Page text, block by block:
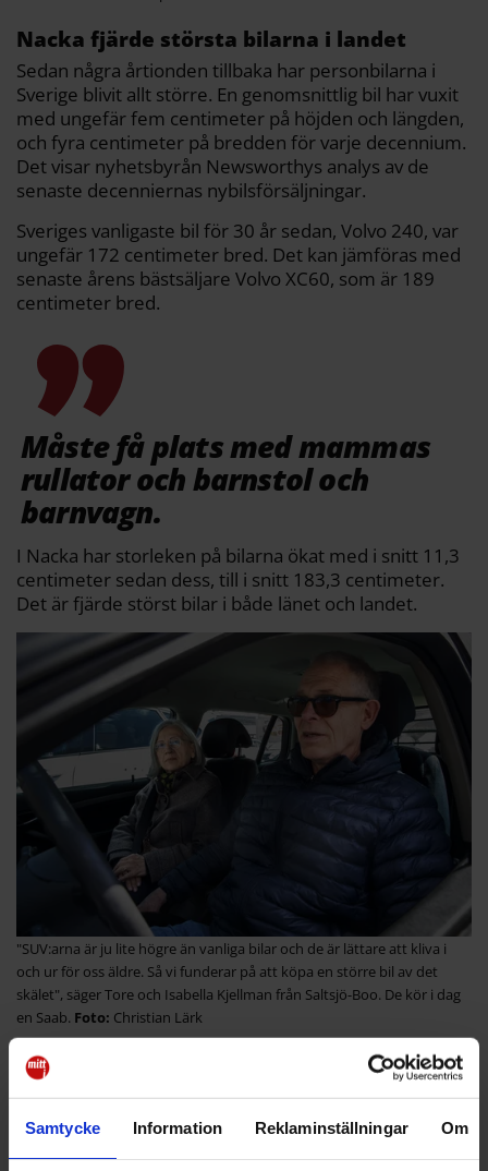
Samtycke Information Reklaminställningar Om
Nacka fjärde största bilarna i landet
Sedan några årtionden tillbaka har personbilarna i
Sverige blivit allt större. En genomsnittlig bil har vuxit
med ungefär fem centimeter på höjden och längden,
och fyra centimeter på bredden för varje decennium.
Det visar nyhetsbyrån Newsworthys analys av de
senaste decenniernas nybilsförsäljningar.
Sveriges vanligaste bil för 30 år sedan, Volvo 240, var
ungefär 172 centimeter bred. Det kan jämföras med
senaste årens bästsäljare Volvo XC60, som är 189
centimeter bred.
Måste få plats med mammas
rullator och barnstol och
barnvagn.
I Nacka har storleken på bilarna ökat med i snitt 11,3
centimeter sedan dess, till i snitt 183,3 centimeter.
Det är fjärde störst bilar i både länet och landet.
"SUV:arna är ju lite högre än vanliga bilar och de är lättare att kliva i
och ur för oss äldre. Så vi funderar på att köpa en större bil av det
skälet", säger Tore och Isabella Kjellman från Saltsjö-Boo. De kör i dag
en Saab.
Christian Lärk
Det här leder till en rad problem – för hälsan, miljön,
säkerhet och stadsplaneringen, enligt Anders Roth,
mobilitetsexpert vid forskningsinstitutet IVL.
– Bredare bilar tar mer plats, normala